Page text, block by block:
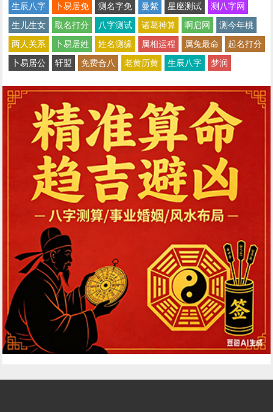
生辰八字
卜易居免 测名字免 曼紫 星座测试
测八字网
生儿生女
取名打分 八字测试 诸葛神算 啊启网
测今年桃
两人关系
卜易居姓 姓名测缘 属相运程 属兔最命
起名打分
卜易居公
轩盟 免费合八 老黄历黄 生辰八字 梦润